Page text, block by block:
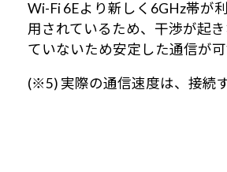
Wi-Fi 6Eより新しく6GHz帯が
用されているため、干渉が起
ていないため安定した通信が可
(※5) 実際の通信速度は、接続